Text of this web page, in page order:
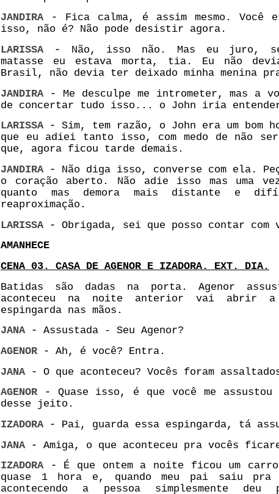
JANDIRA - Fica calma, é assim mesmo. Você
isso, não é? Não pode desistir agora.
LARISSA - Não, isso não. Mas eu juro, se
matasse eu estava morta, tia. Eu não
Brasil, não devia ter deixado minha menina
JANDIRA - Me desculpe me intrometer, mas a
de concertar tudo isso... o John iria
LARISSA - Sim, tem razão, o John era um bom
que eu adiei tanto isso, com medo de não
que, agora ficou tarde demais.
JANDIRA - Não diga isso, converse com ela.
o coração aberto. Não adie isso mas uma
quanto mas demora mais distante e
reaproximação.
LARISSA - Obrigada, sei que posso contar com
AMANHECE
CENA 03. CASA DE AGENOR E IZADORA. EXT. DIA.
Batidas são dadas na porta. Agenor
aconteceu na noite anterior vai abrir a
espingarda nas mãos.
JANA -
Assustada - Seu Agenor?
AGENOR -
Ah, é você? Entra.
JANA -
O que aconteceu? Vocês foram
AGENOR - Quase isso, é que você me
desse jeito.
IZADORA -
Pai, guarda essa espingarda, tá
JANA - Amiga, o que aconteceu pra vocês
IZADORA - É que ontem a noite ficou um
quase 1 hora e, quando meu pai saiu
acontecendo a pessoa simplesmente